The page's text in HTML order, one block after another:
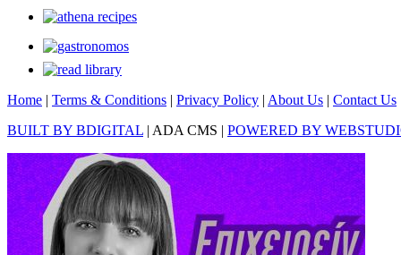
Home | Terms & Conditions | Privacy Policy | About Us | Contact Us
BUILT BY BDIGITAL | ADA CMS | POWERED BY